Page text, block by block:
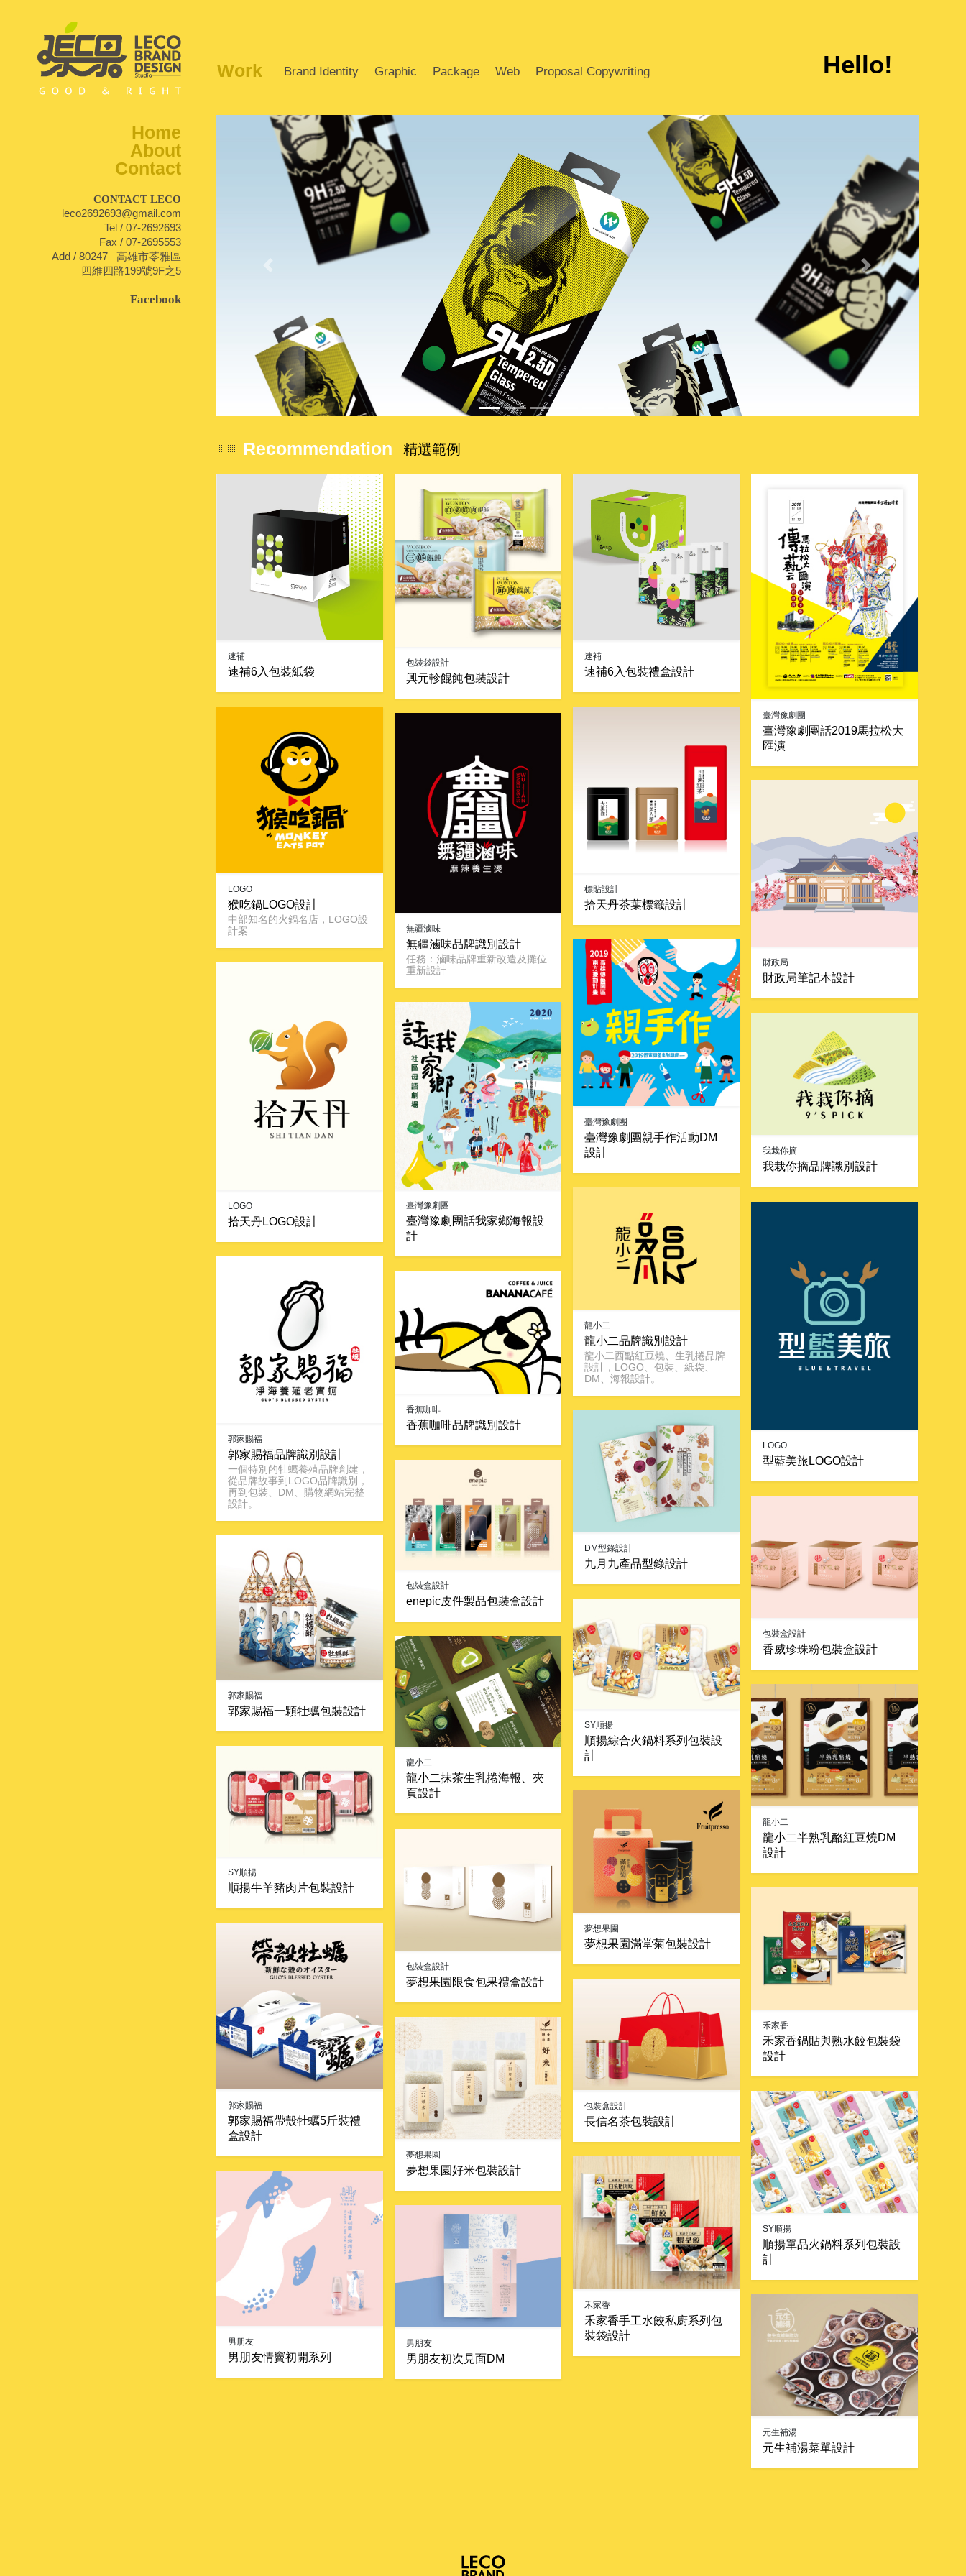
Work Brand Identity Graphic Package Web Proposal Copywriting Hello!
Home
About
Contact
CONTACT LECO
leco2692693@gmail.com
Tel / 07-2692693
Fax / 07-2695553
Add / 80247 高雄市苓雅區
四維四路199號9F之5
Facebook
Next
Recommendation 精選範例
速補
速補6入包裝紙袋
包裝袋設計
興元軫餛飩包裝設計
速補
速補6入包裝禮盒設計
臺灣豫劇團
臺灣豫劇團話2019馬拉松大
匯演
LOGO
猴吃鍋LOGO設計
中部知名的火鍋名店，LOGO設
計案
標貼設計
拾天丹茶葉標籤設計
無疆滷味
無疆滷味品牌識別設計
任務：滷味品牌重新改造及攤位
重新設計
財政局
財政局筆記本設計
臺灣豫劇團
臺灣豫劇團親手作活動DM
設計
LOGO
拾天丹LOGO設計
臺灣豫劇團
臺灣豫劇團話我家鄉海報設
計
我栽你摘
我栽你摘品牌識別設計
龍小二
龍小二品牌識別設計
龍小二西點紅豆燒、生乳捲品牌
設計，LOGO、包裝、紙袋、
DM、海報設計。
LOGO
型藍美旅LOGO設計
郭家賜福
郭家賜福品牌識別設計
一個特別的牡蠣養殖品牌創建，
從品牌故事到LOGO品牌識別，
再到包裝、DM、購物網站完整
設計。
香蕉咖啡
香蕉咖啡品牌識別設計
DM型錄設計
九月九產品型錄設計
包裝盒設計
enepic皮件製品包裝盒設計
包裝盒設計
香威珍珠粉包裝盒設計
郭家賜福
郭家賜福一顆牡蠣包裝設計
SY順揚
順揚綜合火鍋料系列包裝設
計
龍小二
龍小二抹茶生乳捲海報、夾
頁設計
龍小二
龍小二半熟乳酪紅豆燒DM
設計
SY順揚
順揚牛羊豬肉片包裝設計
夢想果園
夢想果園滿堂菊包裝設計
包裝盒設計
夢想果園限食包果禮盒設計
禾家香
禾家香鍋貼與熟水餃包裝袋
設計
郭家賜福
郭家賜福帶殼牡蠣5斤裝禮
盒設計
包裝盒設計
長信名茶包裝設計
夢想果園
夢想果園好米包裝設計
SY順揚
順揚單品火鍋料系列包裝設
計
禾家香
禾家香手工水餃私廚系列包
裝袋設計
男朋友
男朋友情竇初開系列
男朋友
男朋友初次見面DM
元生補湯
元生補湯菜單設計